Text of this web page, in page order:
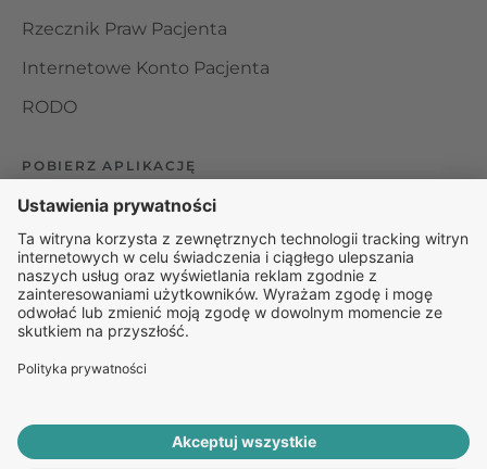
Rzecznik Praw Pacjenta
Internetowe Konto Pacjenta
RODO
POBIERZ APLIKACJĘ
Organizator udzielania świadczeń telemedycznych jest
podmiotem leczniczym w rozumieniu ustawy z dnia 15
kwietnia 2011 roku o działalności leczniczej, wpisanym do
rejestru podmiotów wykonujących działalność leczniczą pod
numerem: 000000229172.